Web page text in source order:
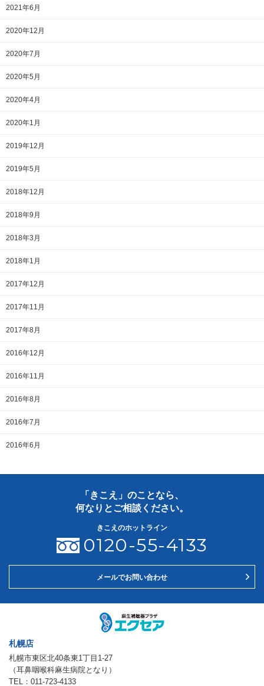
2021年6月
2020年12月
2020年7月
2020年5月
2020年4月
2020年1月
2019年12月
2019年5月
2018年12月
2018年9月
2018年3月
2018年1月
2017年12月
2017年11月
2017年8月
2016年12月
2016年11月
2016年8月
2016年7月
2016年6月
「きこえ」のことなら、
何なりとご相談ください。
きこえのホットライン
0120-55-4133
メールでお問い合わせ
札幌店
札幌市東区北40条東1丁目1-27
（耳鼻咽喉科麻生病院となり）
TEL：011-723-4133